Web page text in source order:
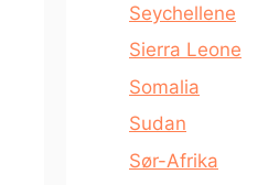
Seychellene
Sierra Leone
Somalia
Sudan
Sør-Afrika